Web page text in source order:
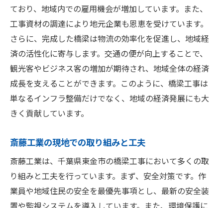
ており、地域内での雇用機会が増加しています。また、
工事資材の調達により地元企業も恩恵を受けています。
さらに、完成した橋梁は物流の効率化を促進し、地域経
済の活性化に寄与します。交通の便が向上することで、
観光客やビジネス客の増加が期待され、地域全体の経済
成長を支えることができます。このように、橋梁工事は
単なるインフラ整備だけでなく、地域の経済発展にも大
きく貢献しています。
斎藤工業の現地での取り組みと工夫
斎藤工業は、千葉県東金市の橋梁工事において多くの取
り組みと工夫を行っています。まず、安全対策です。作
業員や地域住民の安全を最優先事項とし、最新の安全装
置や監視システムを導入しています。また、環境保護に